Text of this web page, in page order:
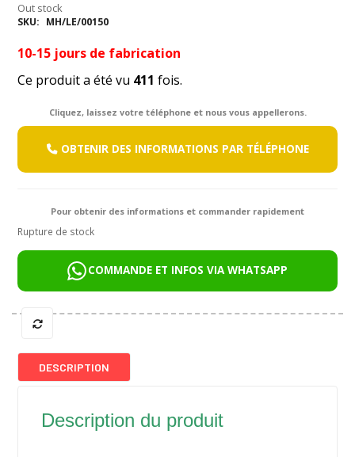
initial
était :
13,700
DH.
DH.
Out stock
SKU: MH/LE/00150
10-15 jours de fabrication
Ce produit a été vu 411 fois.
Cliquez, laissez votre téléphone et nous vous appellerons.
OBTENIR DES INFORMATIONS PAR TÉLÉPHONE
Pour obtenir des informations et commander rapidement
Rupture de stock
COMMANDE ET INFOS VIA WHATSAPP
DESCRIPTION
Description du produit